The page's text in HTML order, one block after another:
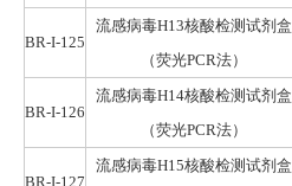
BR-I-125
流感病毒H13核酸检测试剂盒
（荧光PCR法）
BR-I-126
流感病毒H14核酸检测试剂盒
（荧光PCR法）
BR-I-127
流感病毒H15核酸检测试剂盒